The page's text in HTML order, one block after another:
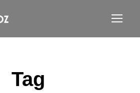
Tag